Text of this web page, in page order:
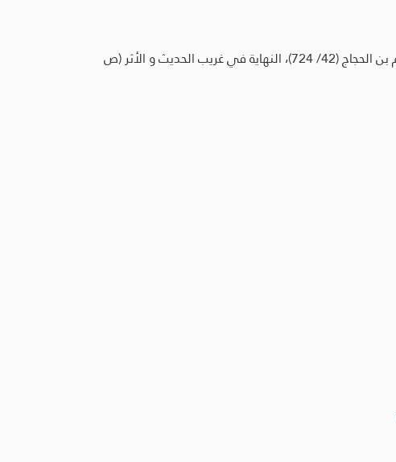
صحيح البخاري (8/ 166) (6823)، صحيح مسلم (4/ 2117) (2764)، البحر المحيط الثجاج في شرح صحيح الإمام مسلم بن الحجاج (42/ 724)، النهاية في غريب الحديث و الأثر (ص